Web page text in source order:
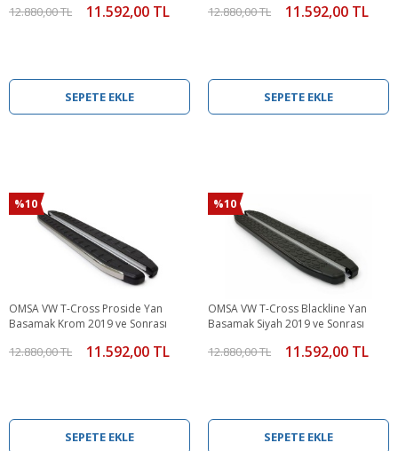
12.880,00 TL 11.592,00 TL
SEPETE EKLE
12.880,00 TL 11.592,00 TL
SEPETE EKLE
%10
OMSA VW T-Cross Proside Yan
Basamak Krom 2019 ve Sonrası
12.880,00 TL 11.592,00 TL
SEPETE EKLE
%10
OMSA VW T-Cross Blackline Yan
Basamak Siyah 2019 ve Sonrası
12.880,00 TL 11.592,00 TL
SEPETE EKLE